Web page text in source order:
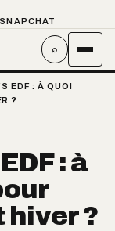
SNAPCHAT
⌕
EDF : À QUOI
?
: à
?